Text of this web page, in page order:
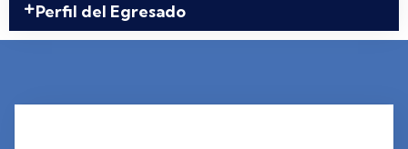
Perfil del Egresado